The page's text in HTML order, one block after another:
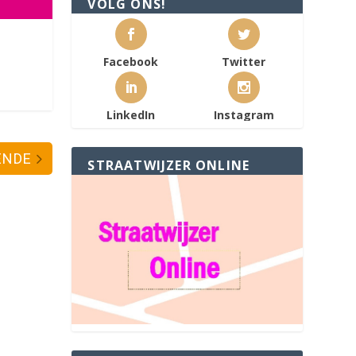
VOLG ONS!
Facebook Twitter
LinkedIn Instagram
STRAATWIJZER ONLINE